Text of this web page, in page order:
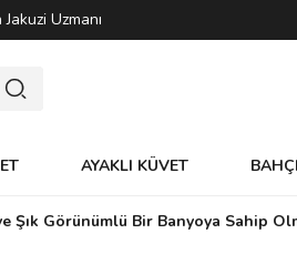
Uzmanı
AYAKLI KÜVET
Şık Görünümlü Bir Banyoya Sahip